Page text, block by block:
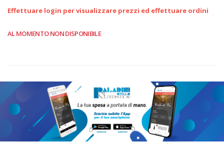
Effettuare login per visualizzare prezzi ed effettuare ordini
AL MOMENTO NON DISPONIBILE